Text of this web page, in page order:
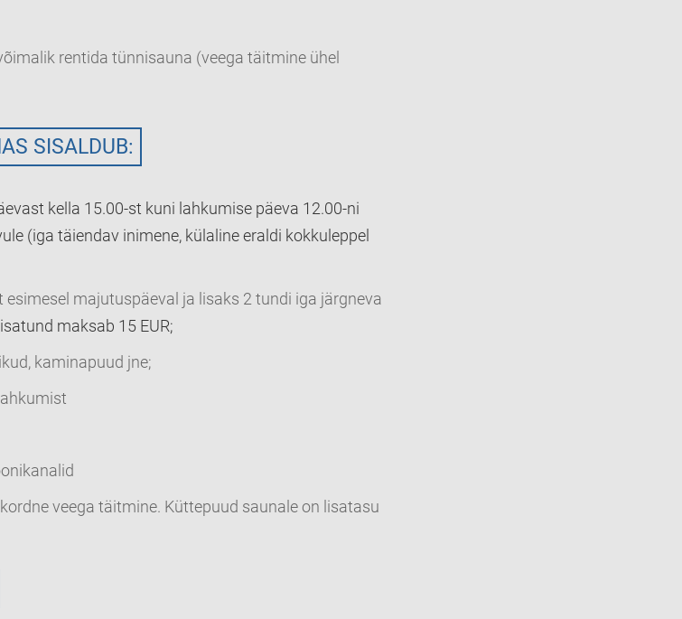
rentida tünnisauna (veega täitmine ühel
SISALDUB:
kella 15.00-st kuni lahkumise päeva 12.00-ni
(iga täiendav inimene, külaline eraldi kokkuleppel
majutuspäeval ja lisaks 2 tundi iga järgneva
maksab 15 EUR;
kaminapuud jne;
veega täitmine. Küttepuud saunale on lisatasu